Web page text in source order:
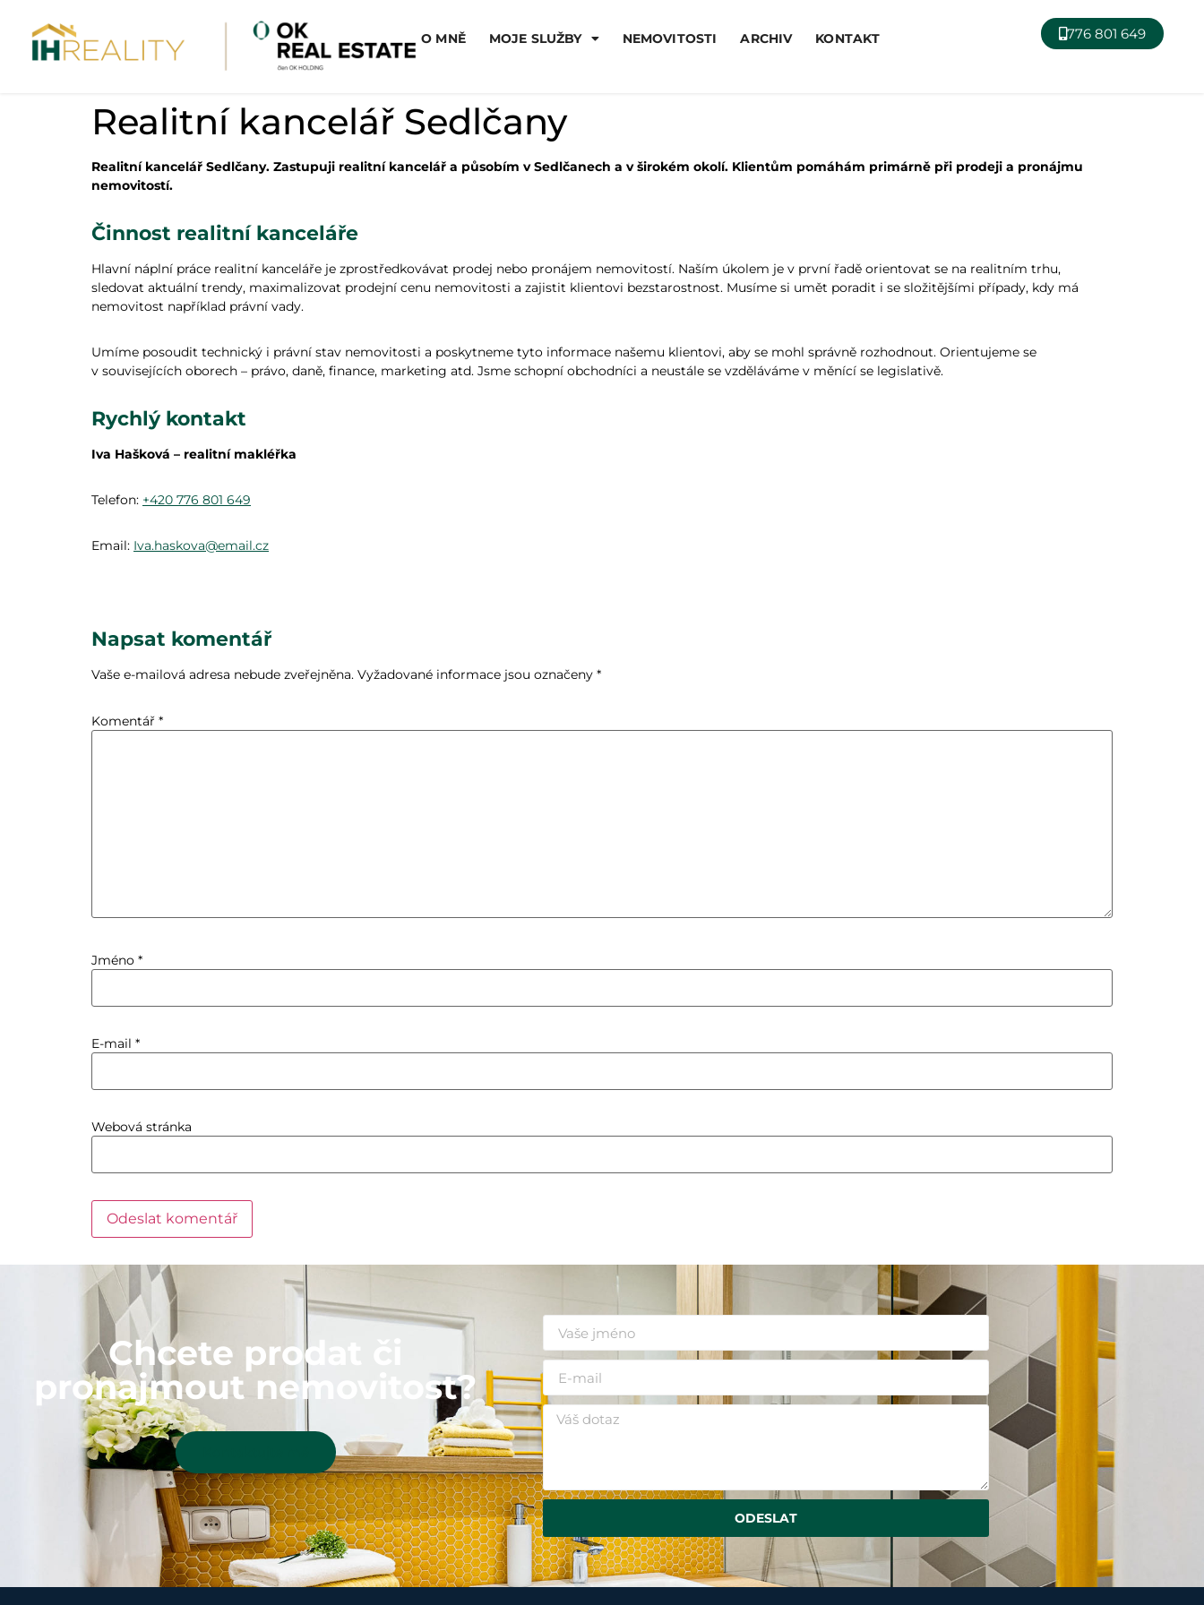
O MNĚ MOJE SLUŽBY NEMOVITOSTI ARCHIV KONTAKT 776 801 649
Realitní kancelář Sedlčany
Realitní kancelář Sedlčany. Zastupuji realitní kancelář a působím v Sedlčanech a v širokém okolí. Klientům pomáhám primárně při prodeji a pronájmu
nemovitostí.
Činnost realitní kanceláře
Hlavní náplní práce realitní kanceláře je zprostředkovávat prodej nebo pronájem nemovitostí. Naším úkolem je v první řadě orientovat se na realitním trhu,
sledovat aktuální trendy, maximalizovat prodejní cenu nemovitosti a zajistit klientovi bezstarostnost. Musíme si umět poradit i se složitějšími případy, kdy má
nemovitost například právní vady.
Umíme posoudit technický i právní stav nemovitosti a poskytneme tyto informace našemu klientovi, aby se mohl správně rozhodnout. Orientujeme se
v souvisejících oborech – právo, daně, finance, marketing atd. Jsme schopní obchodníci a neustále se vzděláváme v měnící se legislativě.
Rychlý kontakt
Iva Hašková – realitní makléřka
Telefon: +420 776 801 649
Email: Iva.haskova@email.cz
Napsat komentář
Vaše e-mailová adresa nebude zveřejněna. Vyžadované informace jsou označeny *
Komentář *
Jméno *
E-mail *
Webová stránka
Chcete prodat či
pronajmout nemovitost?
ODESLAT